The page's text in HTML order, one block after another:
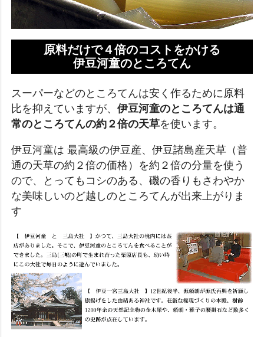
原料だけで４倍のコストをかける
伊豆河童のところてん
スーパーなどのところてんは安く作るために原料
比を抑えていますが、 伊豆河童のところてんは通
常のところてんの約２倍の天草を使います。
伊豆河童は 最高級の伊豆産、伊豆諸島産天草（普
通の天草の約２倍の価格）を約２倍の分量を使う
ので、とってもコシのある、磯の香りもさわやか
な美味しいのど越しのところてんが出来上がりま
す